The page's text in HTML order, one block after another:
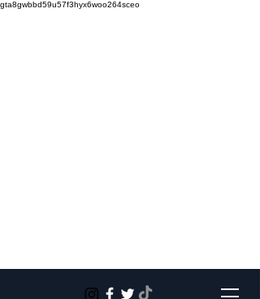
gta8gwbbd59u57f3hyx6woo264sceo